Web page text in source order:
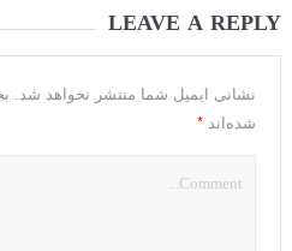
LEAVE A REPLY
نشانی ایمیل شما منتشر نخواهد شد.
شده‌اند *